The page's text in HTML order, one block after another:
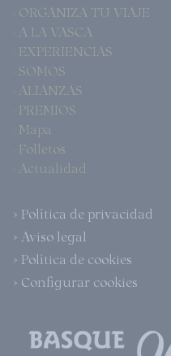
· ORGANIZA TU VIAJE
· A LA VASCA
· EXPERIENCIAS
· SOMOS
· ALIANZAS
· PREMIOS
· Mapa
· Folletos
· Actualidad
> Política de privacidad
> Aviso legal
> Política de cookies
> Configurar cookies